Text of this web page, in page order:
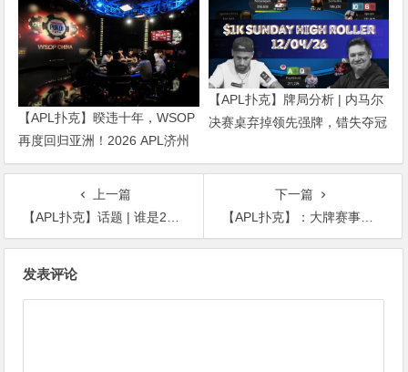
赛
【APL扑克】暌违十年，WSOP
再度回归亚洲！2026 APL济州
站6月19-28日盛大登场！
【APL扑克】牌局分析 | 内马尔
决赛桌弃掉领先强牌，错失夺冠
上一篇
【APL扑克】话题 | 谁是2023年最佳现场锦标赛选手？
下一篇
【APL扑克】：大牌赛事齐齐割韭菜，牌手们的荷包还能撑多久？
发表评论